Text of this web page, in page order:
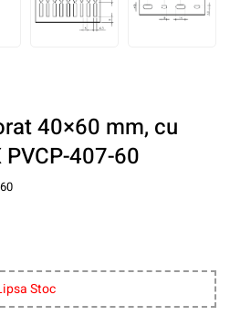
40×60 mm, cu
407-60
Stoc